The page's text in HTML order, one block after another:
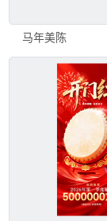
马年美陈